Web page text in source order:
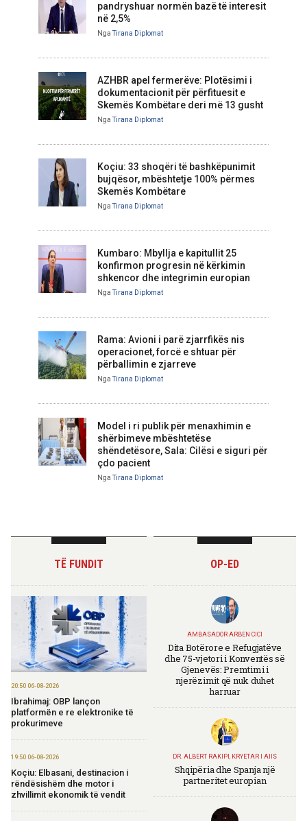
pandryshuar normën bazë të interesit
në 2,5%
NgaTirana Diplomat
AZHBR apel fermerëve: Plotësimi i
dokumentacionit për përfituesit e
Skemës Kombëtare deri më 13 gusht
NgaTirana Diplomat
Koçiu: 33 shoqëri të bashkëpunimit
bujqësor, mbështetje 100% përmes
Skemës Kombëtare
NgaTirana Diplomat
Kumbaro: Mbyllja e kapitullit 25
konfirmon progresin në kërkimin
shkencor dhe integrimin europian
NgaTirana Diplomat
Rama: Avioni i parë zjarrfikës nis
operacionet, forcë e shtuar për
përballimin e zjarreve
NgaTirana Diplomat
Model i ri publik për menaxhimin e
shërbimeve mbështetëse
shëndetësore, Sala: Cilësi e siguri për
çdo pacient
NgaTirana Diplomat
TË FUNDIT
20:50 06-08-2026
Ibrahimaj: OBP lançon
platformën e re elektronike të
prokurimeve
19:50 06-08-2026
Koçiu: Elbasani, destinacion i
rëndësishëm dhe motor i
zhvillimit ekonomik të vendit
OP-ED
AMBASADOR ARBEN CICI
Dita Botërore e Refugjatëve
dhe 75-vjetori i Konventës së
Gjenevës: Premtimi i
njerëzimit që nuk duhet
harruar
DR. ALBERT RAKIPI, KRYETAR I AIIS
Shqipëria dhe Spanja një
partneritet europian